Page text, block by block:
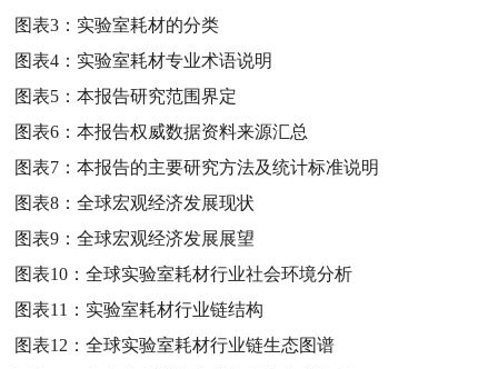
图表3： 实验室耗材的分类
图表4： 实验室耗材专业术语说明
图表5：本报告研究范围界定
图表6：本报告权威数据资料来源汇总
图表7：本报告的主要研究方法及统计标准说明
图表8：全球宏观经济发展现状
图表9：全球宏观经济发展展望
图表10：全球实验室耗材行业社会环境分析
图表11： 实验室耗材行业链结构
图表12：全球实验室耗材行业链生态图谱